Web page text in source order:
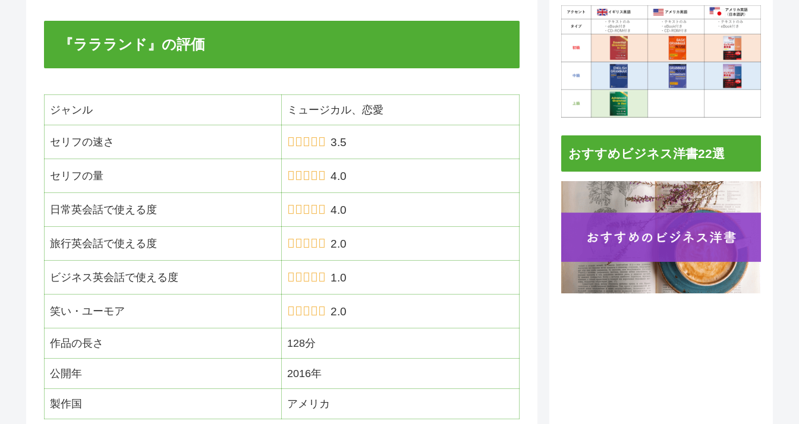
『ララランド』の評価
ジャンル ミュージカル、恋愛
セリフの速さ 3.5
セリフの量 4.0
日常英会話で使える度 4.0
旅行英会話で使える度 2.0
ビジネス英会話で使える度 1.0
笑い・ユーモア 2.0
作品の長さ 128分
公開年 2016年
製作国 アメリカ
おすすめビジネス洋書22選